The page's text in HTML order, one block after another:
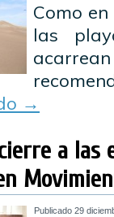
Como
las
→
a las
Publicado 29